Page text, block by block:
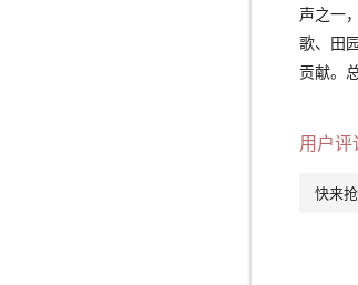
声之一
歌、田
贡献。
用户评
快来